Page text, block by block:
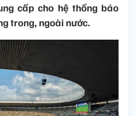
cấp cho hệ thống báo
trong, ngoài nước.